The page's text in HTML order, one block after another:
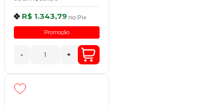
R$ 1.343,79 no Pix
Promoção
- +